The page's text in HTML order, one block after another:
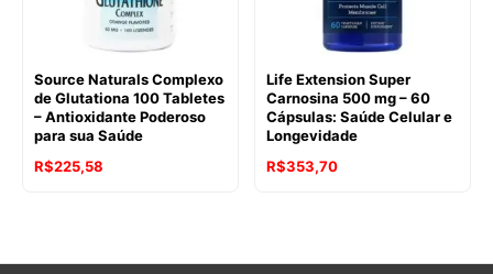
Source Naturals Complexo
de Glutationa 100 Tabletes
– Antioxidante Poderoso
para sua Saúde
R$225,58
Life Extension Super
Carnosina 500 mg – 60
Cápsulas: Saúde Celular e
Longevidade
R$353,70